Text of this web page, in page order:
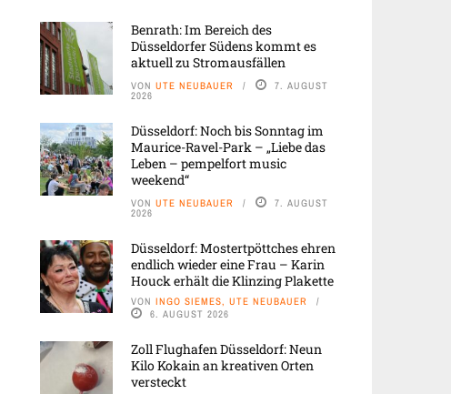
Benrath: Im Bereich des
Düsseldorfer Südens kommt es
aktuell zu Stromausfällen
VON UTE NEUBAUER 7. AUGUST
2026
Düsseldorf: Noch bis Sonntag im
Maurice-Ravel-Park – „Liebe das
Leben – pempelfort music
weekend“
VON UTE NEUBAUER 7. AUGUST
2026
Düsseldorf: Mostertpöttches ehren
endlich wieder eine Frau – Karin
Houck erhält die Klinzing Plakette
VON INGO SIEMES, UTE NEUBAUER
6. AUGUST 2026
Zoll Flughafen Düsseldorf: Neun
Kilo Kokain an kreativen Orten
versteckt